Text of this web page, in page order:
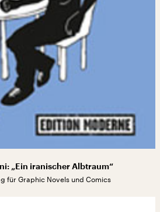
„Ein iranischer Albtraum“
für Graphic Novels und Comics